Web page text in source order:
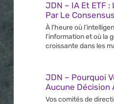
JDN – IA Et ETF :
Par Le Consensus
À l’heure où
l’information et où la
croissante dans les
JDN – Pourquoi
Aucune Décision
Vos comités de